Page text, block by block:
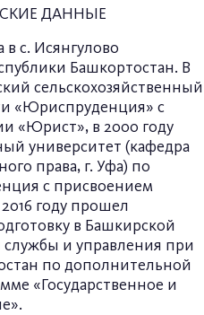
ДАННЫЕ
в с. Исянгулово
Башкортостан. В
сельскохозяйственный
«Юриспруденция» с
«Юрист», в 2000 году
университет (кафедра
права, г. Уфа) по
с присвоением
году прошел
в Башкирской
службы и управления при
по дополнительной
«Государственное и